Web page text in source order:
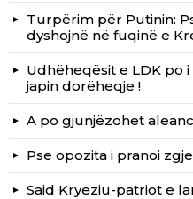
Turpërim për Putinin:
dyshojnë në fuqinë e
Udhëheqësit e LDK po
japin dorëheqje !
A po gjunjëzohet
Pse opozita i pranoi
Said Kryeziu-patriot e